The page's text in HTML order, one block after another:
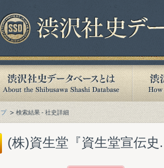
プ 検索結果 - 社史詳細
(株)資生堂『資生堂宣伝史